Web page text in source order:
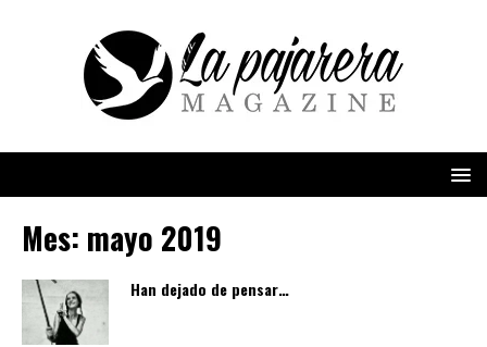
Mes: mayo 2019
Han dejado de pensar…